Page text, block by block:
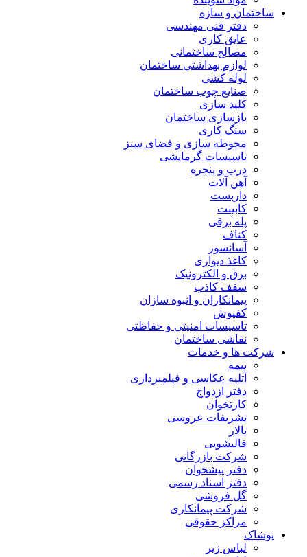
ساختمان و سازه
دفتر فنی مهندسی
عایق کاری
مصالح ساختمانی
لوازم بهداشتی ساختمان
لوله کشی
صنایع چوب ساختمان
کلید سازی
بازسازی ساختمان
سنگ کاری
محوطه سازی و فضای سبز
تاسیسات گرمایشی
درب و پنجره
آهن آلات
داربست
کابینت
پله برقی
کناف
آسانسور
کاغذ دیواری
برق و الکترونیک
سقف کاذب
پیمانکاران و انبوه سازان
کفپوش
تاسیسات امنیتی و حفاظتی
نقاشی ساختمان
شرکت ها و خدمات
بیمه
آتلیه عکاسی و فیلمبرداری
دفتر ازدواج
کارتخوان
تشریفات عروسی
تالار
قالیشویی
شرکت بازرگانی
دفتر پیشخوان
دفتر اسناد رسمی
گل فروشی
شرکت پیمانکاری
مراکز حقوقی
پوشاک
لباس زیر